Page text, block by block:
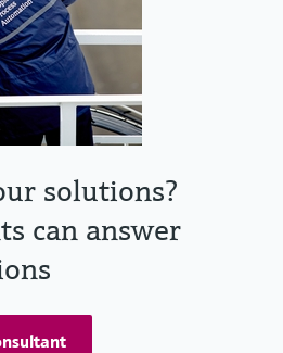
solutions?
can answer